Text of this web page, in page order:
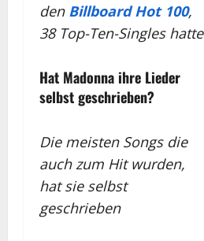
den Billboard Hot 100,
38 Top-Ten-Singles hatte
Hat Madonna ihre Lieder
selbst geschrieben?
Die meisten Songs die
auch zum Hit wurden,
hat sie selbst
geschrieben